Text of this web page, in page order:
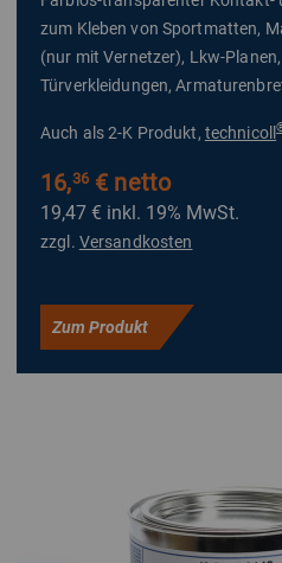
zum Kleben von Sportmatten,
(nur mit Vernetzer), Lkw-
Türverkleidungen,
Auch als 2-K Produkt, technicoll
16,36€ netto
19,47 € inkl. 19% MwSt.
zzgl. Versandkosten
Zum Produkt